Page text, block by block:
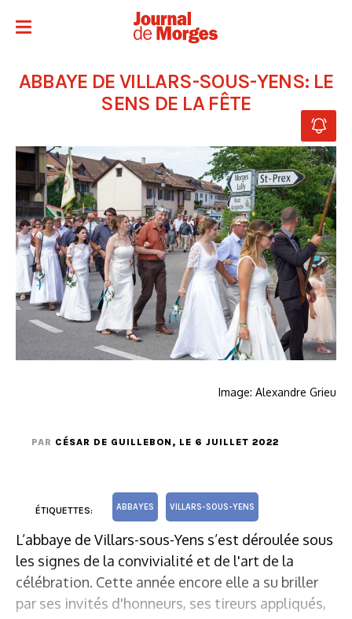
ABBAYE DE VILLARS-SOUS-YENS: LE
SENS DE LA FÊTE
Image: Alexandre Grieu
PAR CÉSAR DE GUILLEBON , LE 6 JUILLET 2022
ÉTIQUETTES: ABBAYES VILLARS-SOUS-YENS
L’abbaye de Villars-sous-Yens s’est déroulée sous
les signes de la convivialité et de l'art de la
célébration. Cette année encore elle a su briller
par ses invités d'honneurs, ses tireurs appliqués,